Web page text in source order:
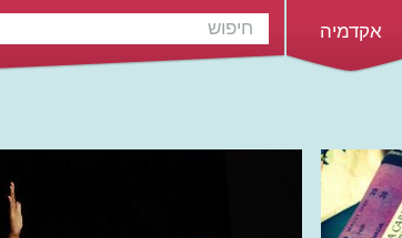
אקדמיה